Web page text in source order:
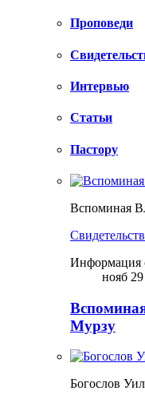
Проповеди
Интервью
Статьи
Пастору
Вспоминая
Информация
нояб
Мурзу
Богослов